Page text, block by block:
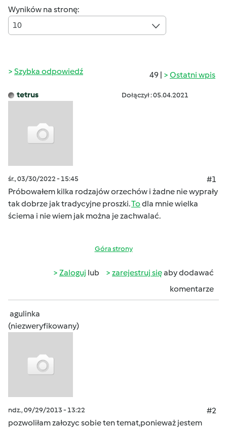
Wyników na stronę:
10
49 | Ostatni wpis
Szybka odpowiedź
tetrus Dołączył : 05.04.2021
śr., 03/30/2022 - 15:45
#1
Próbowałem kilka rodzajów orzechów i żadne nie wyprały
tak dobrze jak tradycyjne proszki.To dla mnie wielka
ściema i nie wiem jak można je zachwalać.
Góra strony
Zaloguj lub zarejestruj sięaby dodawać
komentarze
agulinka
(niezweryfikowany)
ndz., 09/29/2013 - 13:22
#2
pozwoliłam załozyc sobie ten temat,ponieważ jestem